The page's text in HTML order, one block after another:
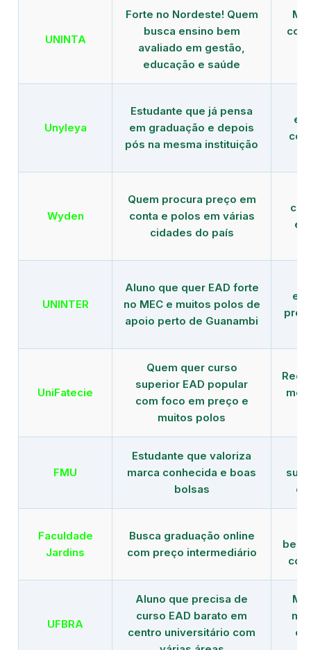
UNINTA
Forte no Nordeste! Quem
busca ensino bem
avaliado em gestão,
educação e saúde
Unyleya
Estudante que já pensa
em graduação e depois
pós na mesma instituição
Wyden
Quem procura preço em
conta e polos em várias
cidades do país
UNINTER
Aluno que quer EAD forte
no MEC e muitos polos de
apoio perto de Guanambi
UniFatecie
Quem quer curso
superior EAD popular
com foco em preço e
muitos polos
FMU
Estudante que valoriza
marca conhecida e boas
bolsas
Faculdade
Jardins
Busca graduação online
com preço intermediário
UFBRA
Aluno que precisa de
curso EAD barato em
centro universitário com